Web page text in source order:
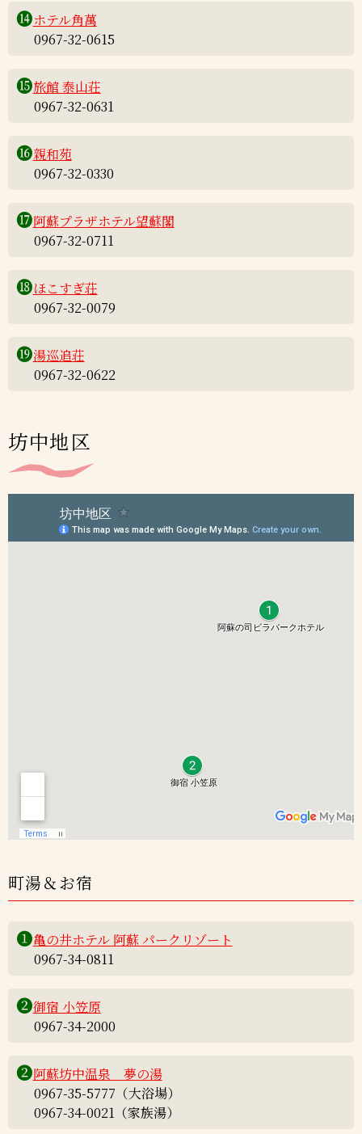
⓮ホテル角萬
0967-32-0615
⓯旅館 泰山荘
0967-32-0631
⓰親和苑
0967-32-0330
⓱阿蘇プラザホテル望蘇閣
0967-32-0711
⓲ほこすぎ荘
0967-32-0079
⓳湯巡追荘
0967-32-0622
坊中地区
町湯＆お宿
❶亀の井ホテル 阿蘇 パークリゾート
0967-34-0811
❷御宿 小笠原
0967-34-2000
❷阿蘇坊中温泉 夢の湯
0967-35-5777（大浴場）
0967-34-0021（家族湯）